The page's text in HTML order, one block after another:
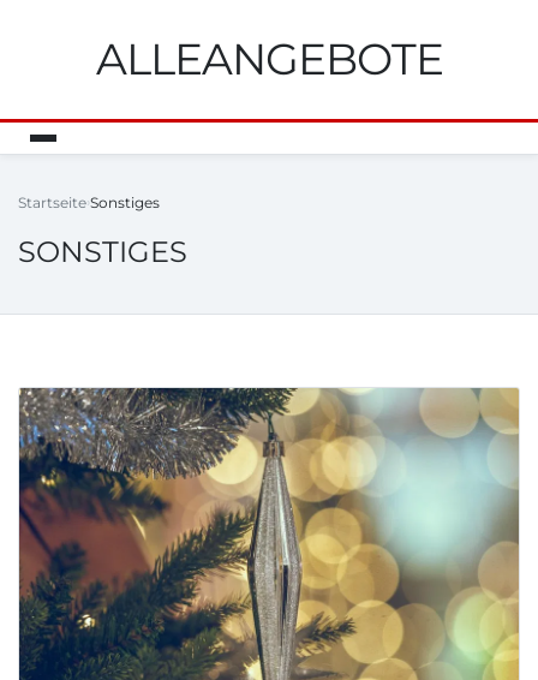
ALLEANGEBOTE
Startseite Sonstiges
SONSTIGES